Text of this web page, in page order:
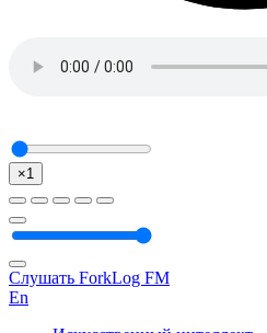
×1
Слушать ForkLog FM
En